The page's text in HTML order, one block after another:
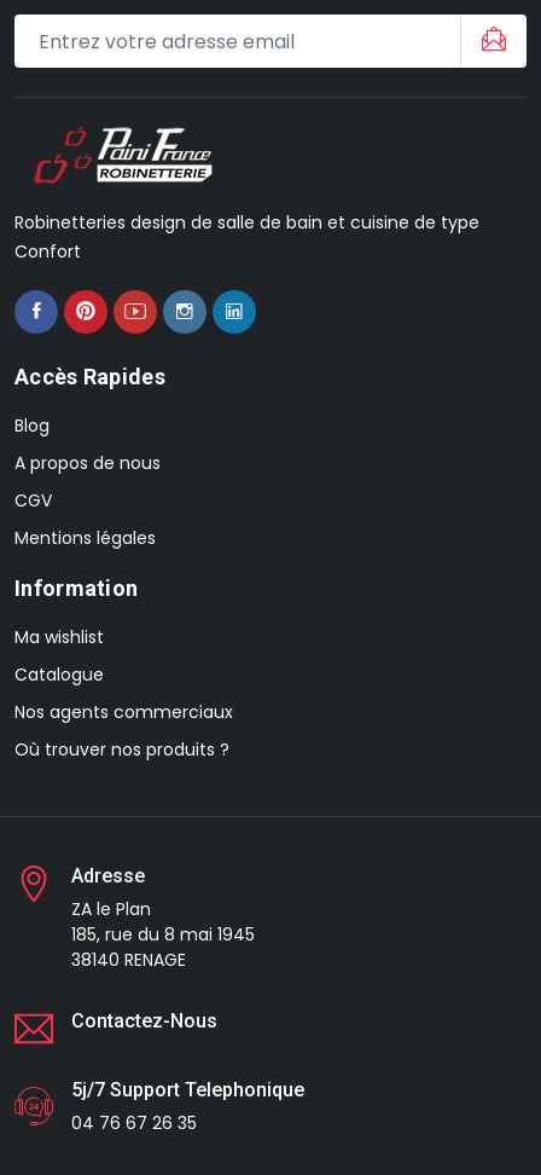
Robinetteries design de salle de bain et cuisine de type
Confort
Accès Rapides
Blog
A propos de nous
CGV
Mentions légales
Information
Ma wishlist
Catalogue
Nos agents commerciaux
Où trouver nos produits ?
Adresse
ZA le Plan
185, rue du 8 mai 1945
38140 RENAGE
Contactez-Nous
5j/7 Support Telephonique
04 76 67 26 35